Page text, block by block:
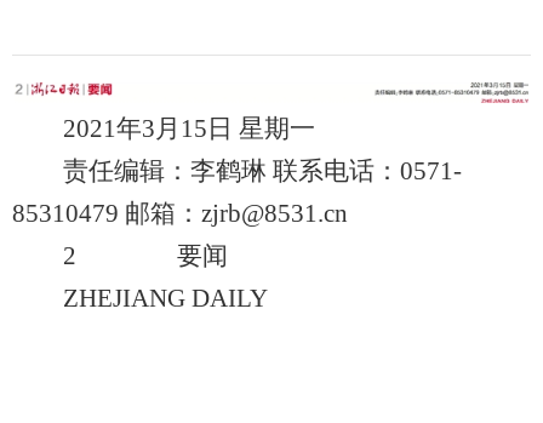
2021年3月15日 星期一
责任编辑：李鹤琳 联系电话：0571-
85310479 邮箱：zjrb@8531.cn
2 要闻
ZHEJIANG DAILY